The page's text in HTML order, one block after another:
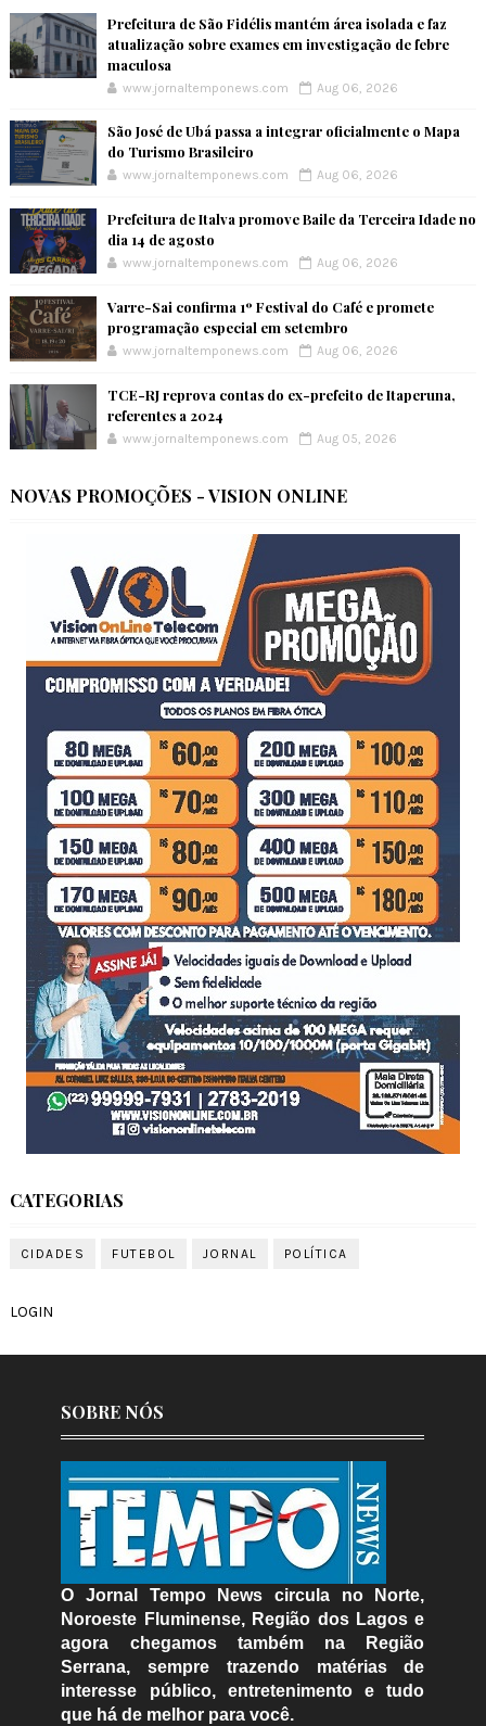
Prefeitura de São Fidélis mantém área isolada e faz
atualização sobre exames em investigação de febre
maculosa
www.jornaltemponews.com Aug 06, 2026
São José de Ubá passa a integrar oficialmente o Mapa
do Turismo Brasileiro
www.jornaltemponews.com Aug 06, 2026
Prefeitura de Italva promove Baile da Terceira Idade no
dia 14 de agosto
www.jornaltemponews.com Aug 06, 2026
Varre-Sai confirma 1º Festival do Café e promete
programação especial em setembro
www.jornaltemponews.com Aug 06, 2026
TCE-RJ reprova contas do ex-prefeito de Itaperuna,
referentes a 2024
www.jornaltemponews.com Aug 05, 2026
NOVAS PROMOÇÕES - VISION ONLINE
CATEGORIAS
CIDADES FUTEBOL JORNAL POLÍTICA
LOGIN
SOBRE NÓS
O Jornal Tempo News circula no Norte,
Noroeste Fluminense, Região dos Lagos e
agora chegamos também na Região
Serrana, sempre trazendo matérias de
interesse público, entretenimento e tudo
que há de melhor para você.